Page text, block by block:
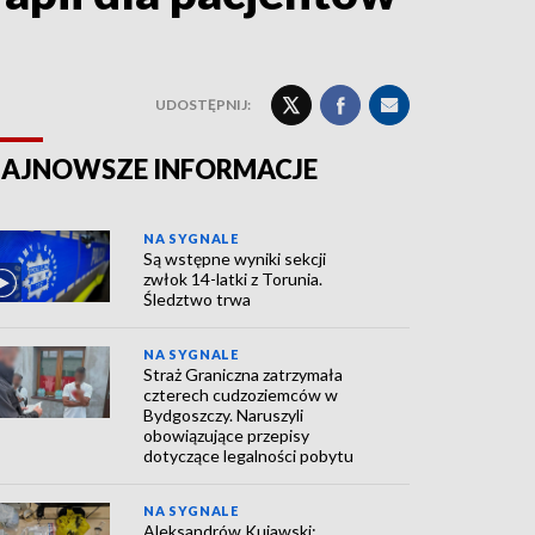
UDOSTĘPNIJ:
INFORMACJE
NA SYGNALE
Są wstępne wyniki sekcji
zwłok 14-latki z Torunia.
Śledztwo trwa
NA SYGNALE
Straż Graniczna zatrzymała
czterech cudzoziemców w
Bydgoszczy. Naruszyli
obowiązujące przepisy
dotyczące legalności pobytu
NA SYGNALE
Aleksandrów Kujawski: